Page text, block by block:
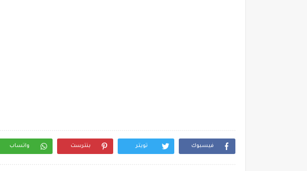
فيسبوك تويتر بنترست واتساب